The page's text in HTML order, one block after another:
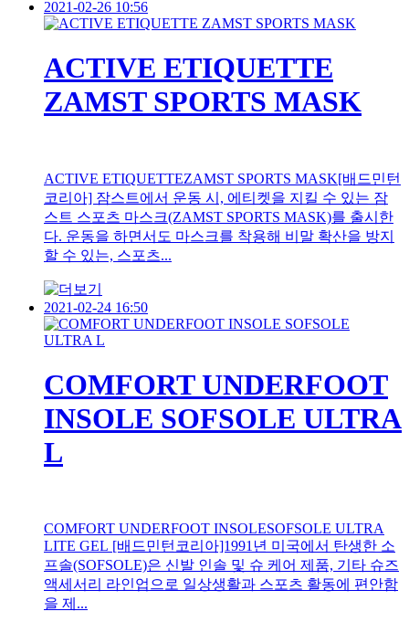
2021-02-26 10:56
ACTIVE ETIQUETTE
ZAMST SPORTS MASK
ACTIVE ETIQUETTEZAMST SPORTS MASK[배드민턴
코리아] 잠스트에서 운동 시, 에티켓을 지킬 수 있는 잠
스트 스포츠 마스크(ZAMST SPORTS MASK)를 출시한
다. 운동을 하면서도 마스크를 착용해 비말 확산을 방지
할 수 있는, 스포츠...
2021-02-24 16:50
COMFORT UNDERFOOT
INSOLE SOFSOLE ULTRA
L
COMFORT UNDERFOOT INSOLESOFSOLE ULTRA
LITE GEL [배드민턴코리아]1991년 미국에서 탄생한 소
프솔(SOFSOLE)은 신발 인솔 및 슈 케어 제품, 기타 슈즈
액세서리 라인업으로 일상생활과 스포츠 활동에 편안함
을 제...